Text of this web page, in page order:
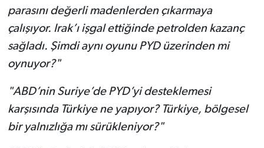
parasını değerli madenlerden çıkarmaya
çalışıyor. Irak’ı işgal ettiğinde petrolden kazanç
sağladı. Şimdi aynı oyunu PYD üzerinden mi
oynuyor?"
"ABD’nin Suriye’de PYD’yi desteklemesi
karşısında Türkiye ne yapıyor? Türkiye, bölgesel
bir yalnızlığa mı sürükleniyor?"